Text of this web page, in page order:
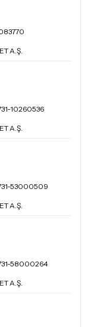
A.Ş.
10260536
A.Ş.
53000509
A.Ş.
58000264
A.Ş.